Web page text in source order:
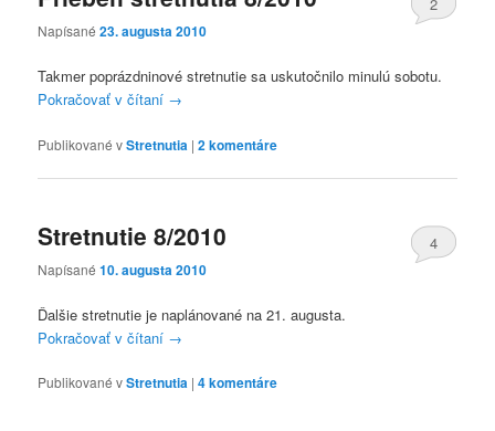
Napísané23. augusta 2010
2
Takmer poprázdninové stretnutie sa uskutočnilo minulú sobotu.
Pokračovať v čítaní →
Publikované vStretnutia |2komentáre
Stretnutie 8/2010
Napísané10. augusta 2010
4
Ďalšie stretnutie je naplánované na 21. augusta.
Pokračovať v čítaní →
Publikované vStretnutia |4komentáre